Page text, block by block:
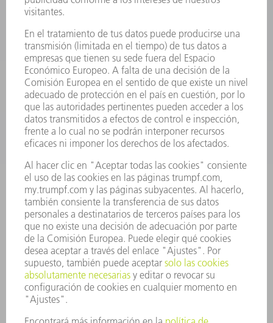
LÁSER
HERRAMIENTAS PORTÁTILES
FÁBRICA INTELIGENTE
SOFTWARE
SERVICIOS
APLICACIONES
SECTORES
EMPRESA
CARRERA PROFESIONAL
OFERTAS DE TRABAJO
PERFIL DE LA EMPRESA
INFORME ANUAL
PRINCIPIOS CORPORATIVOS
CUMPLIMIENTO
SISTEMA DE INFORMADORES
SEGURIDAD
COMUNICADOS DE PRENSA
REVISTAS
SOSTENIBILIDAD
MEDIO AMBIENTE Y CLIMA
SOCIEDAD Y EMPRESA
GESTIÓN EMPRESARIAL